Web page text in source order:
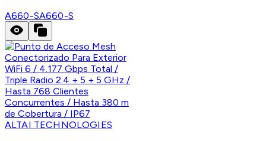
A660-SA660-S
ALTAI TECHNOLOGIES